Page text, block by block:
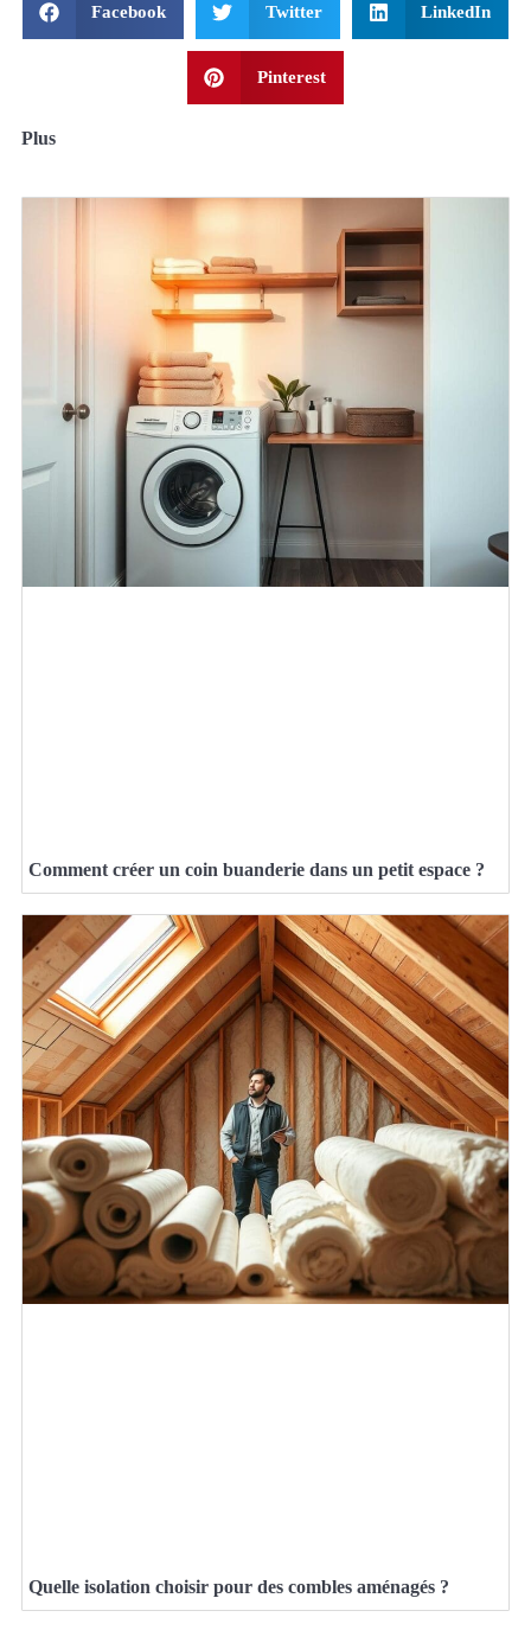
Facebook Twitter LinkedIn
Pinterest
Plus
Comment créer un coin buanderie dans un petit espace ?
Quelle isolation choisir pour des combles aménagés ?